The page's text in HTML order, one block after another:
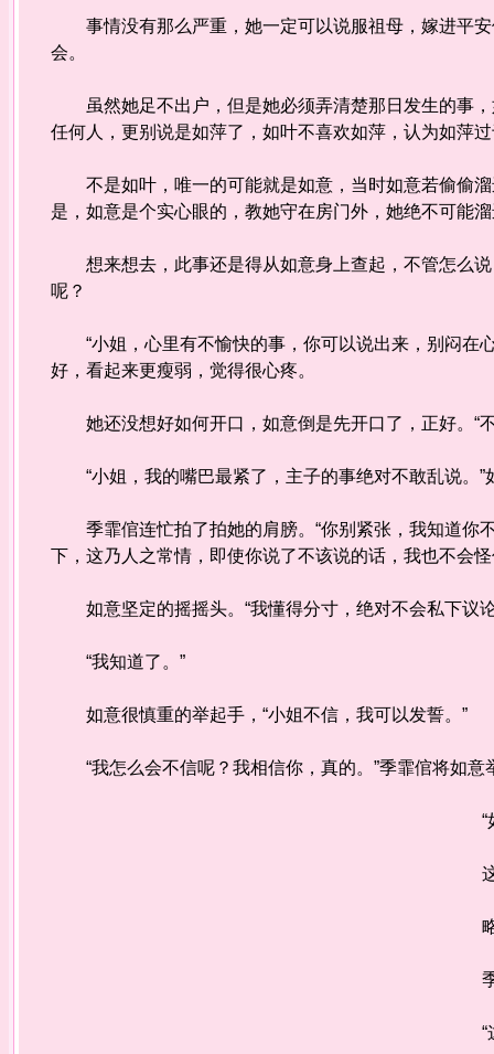
事情没有那么严重，她一定可以说服祖母，嫁进平安
会。
虽然她足不出户，但是她必须弄清楚那日发生的事，
任何人，更别说是如萍了，如叶不喜欢如萍，认为如萍
不是如叶，唯一的可能就是如意，当时如意若偷偷溜
是，如意是个实心眼的，教她守在房门外，她绝不可能
想来想去，此事还是得从如意身上查起，不管怎么说
呢？
“小姐，心里有不愉快的事，你可以说出来，别闷在
好，看起来更瘦弱，觉得很心疼。
她还没想好如何开口，如意倒是先开口了，正好。“
“小姐，我的嘴巴最紧了，主子的事绝对不敢乱说。”
季霏倌连忙拍了拍她的肩膀。“你别紧张，我知道你
下，这乃人之常情，即使你说了不该说的话，我也不会怪
如意坚定的摇摇头。“我懂得分寸，绝对不会私下议
“我知道了。”
如意很慎重的举起手，“小姐不信，我可以发誓。”
“我怎么会不信呢？我相信你，真的。”季霏倌将如意
“如
这
略
季
“这